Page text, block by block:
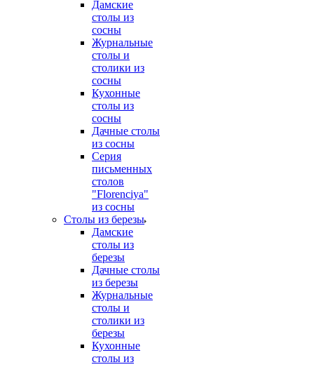
Дамские
столы из
сосны
Журнальные
столы и
столики из
сосны
Кухонные
столы из
сосны
Дачные столы
из сосны
Серия
письменных
столов
"Florenciya"
из сосны
Столы из березы
Дамские
столы из
березы
Дачные столы
из березы
Журнальные
столы и
столики из
березы
Кухонные
столы из